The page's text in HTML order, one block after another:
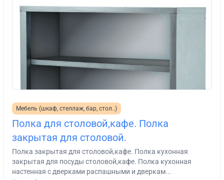
Мебель (шкаф, стеллаж, бар, стол..)
Полка для столовой,кафе. Полка
закрытая для столовой.
Полка закрытая для столовой,кафе. Полка кухонная
закрытая для посуды столовой,кафе. Полка кухонная
настенная с дверками распашными и дверкам...